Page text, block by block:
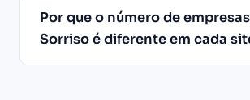
Por que o número de
Sorriso é diferente em cada